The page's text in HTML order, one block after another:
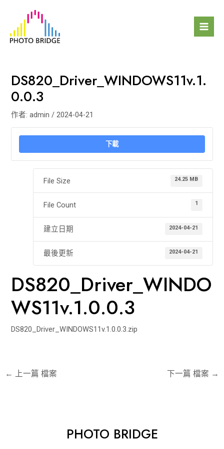
DS820_Driver_WINDOWS11v.1.
0.0.3
作者:admin / 2024-04-21
下載
File Size 24.25 MB
File Count 1
建立日期 2024-04-21
最後更新 2024-04-21
DS820_Driver_WINDO
WS11v.1.0.0.3
DS820_Driver_WINDOWS11v.1.0.0.3.zip
← 上一篇 檔案 下一篇 檔案 →
PHOTO BRIDGE